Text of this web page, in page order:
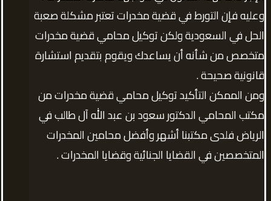
وعليه فإن التورط في قضية مخدرات تعتبر مشكلة صعبة
الحل في السعودية ولكن توكيل محامي قضية مخدرات
متخصص من شأنه أن يساعدك ويقوم بتقديم استشارة
قانونية صحيحة .
ومن الممكن التأكيد توكيل محامي قضية مخدرات من
مكتب المحامي الدكتور سعود بن عبد الله آل طالب في
الرياض فلدى مكتبنا أشهر وأفضل محامين المخدرات
المتخصصين في القضايا الجنائية وقضايا المخدرات .